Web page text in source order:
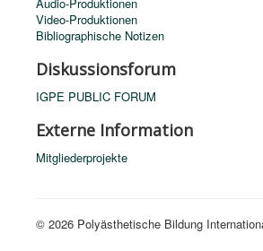
Video-Produktionen
Bibliographische Notizen
Diskussionsforum
IGPE PUBLIC FORUM
Externe Information
Mitgliederprojekte
© 2026 Polyästhetische Bildung